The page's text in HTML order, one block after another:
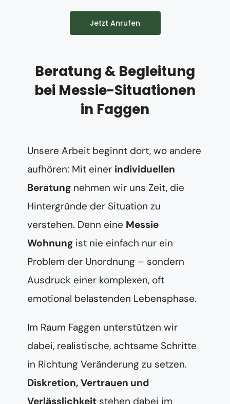
Jetzt Anrufen
Beratung & Begleitung
bei Messie-Situationen
in Faggen
Unsere Arbeit beginnt dort, wo andere
aufhören: Mit einer individuellen
Beratung nehmen wir uns Zeit, die
Hintergründe der Situation zu
verstehen. Denn eine Messie
Wohnung ist nie einfach nur ein
Problem der Unordnung – sondern
Ausdruck einer komplexen, oft
emotional belastenden Lebensphase.
Im Raum Faggen unterstützen wir
dabei, realistische, achtsame Schritte
in Richtung Veränderung zu setzen.
Diskretion, Vertrauen und
Verlässlichkeit stehen dabei im